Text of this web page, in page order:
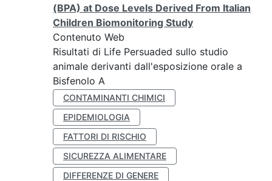
(BPA) at Dose Levels Derived From Italian
Children Biomonitoring Study
Contenuto Web
Risultati di Life Persuaded sullo studio
animale derivanti dall'esposizione orale a
Bisfenolo A
CONTAMINANTI CHIMICI
EPIDEMIOLOGIA
FATTORI DI RISCHIO
SICUREZZA ALIMENTARE
DIFFERENZE DI GENERE